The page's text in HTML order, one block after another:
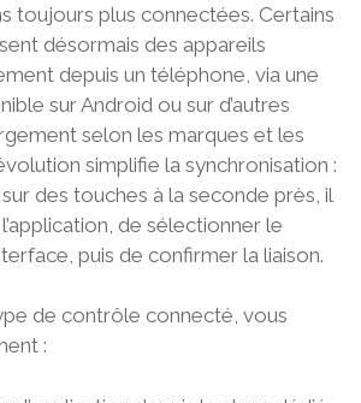
toujours plus connectées. Certains
désormais des appareils
depuis un téléphone, via une
sur Android ou sur d’autres
selon les marques et les
simplifie la synchronisation :
sur des touches à la seconde près, il
de sélectionner le
puis de confirmer la liaison.
de contrôle connecté, vous
: